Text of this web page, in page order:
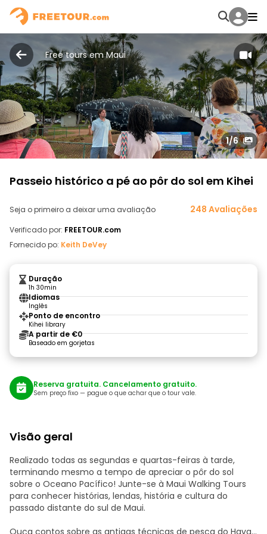
Free tours em Maui
1/6
Passeio histórico a pé ao pôr do sol em Kihei
Seja o primeiro a deixar uma avaliação 248 Avaliações
Verificado por: FREETOUR.com
Fornecido po: Keith DeVey
Duração
1h 30min
Idiomas
Inglês
Ponto de encontro
Kihei library
A partir de €0
Baseado em gorjetas
Reserva gratuita. Cancelamento gratuito.
Sem preço fixo — pague o que achar que o tour vale.
Visão geral
Realizado todas as segundas e quartas-feiras à tarde,
terminando mesmo a tempo de apreciar o pôr do sol
sobre o Oceano Pacífico! Junte-se à Maui Walking Tours
para conhecer histórias, lendas, história e cultura do
passado distante do sul de Maui.
Ouça contos sobre as antigas técnicas de pesca do Havaí,